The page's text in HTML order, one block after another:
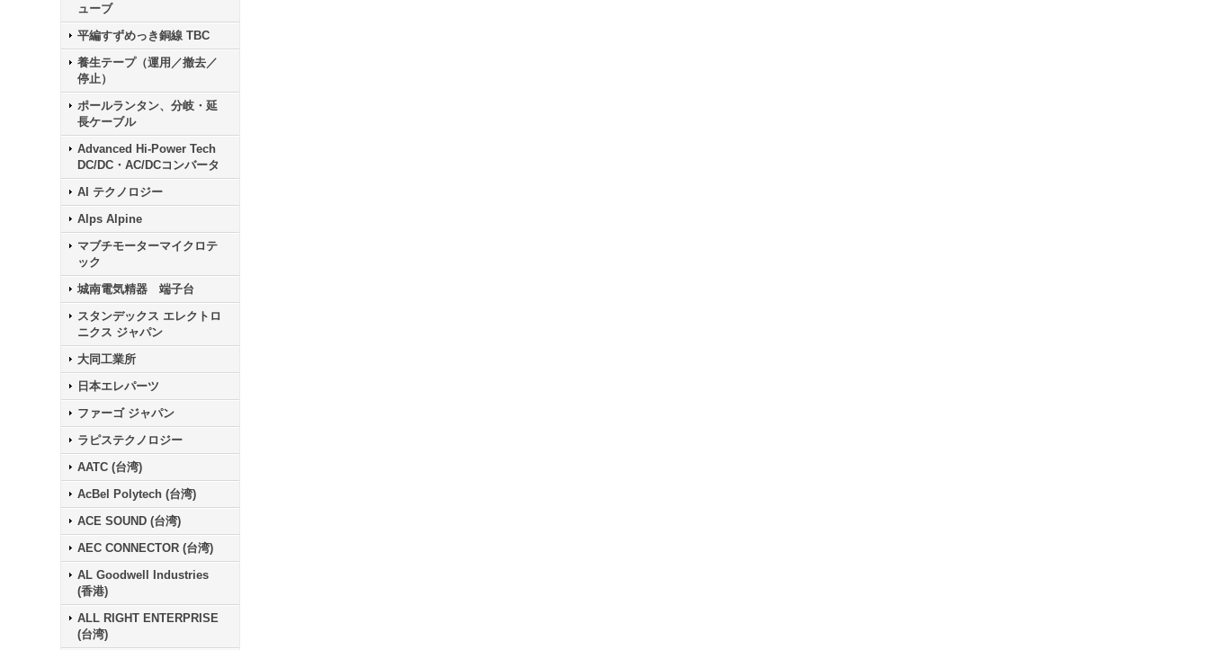
ューブ
平編すずめっき銅線 TBC
養生テープ（運用／撤去／
停止）
ポールランタン、分岐・延
長ケーブル
Advanced Hi-Power Tech
DC/DC・AC/DCコンバータ
AI テクノロジー
Alps Alpine
マブチモーターマイクロテ
ック
城南電気精器 端子台
スタンデックス エレクトロ
ニクス ジャパン
大同工業所
日本エレパーツ
ファーゴ ジャパン
ラピステクノロジー
AATC (台湾)
AcBel Polytech (台湾)
ACE SOUND (台湾)
AEC CONNECTOR (台湾)
AL Goodwell Industries
(香港)
ALL RIGHT ENTERPRISE
(台湾)